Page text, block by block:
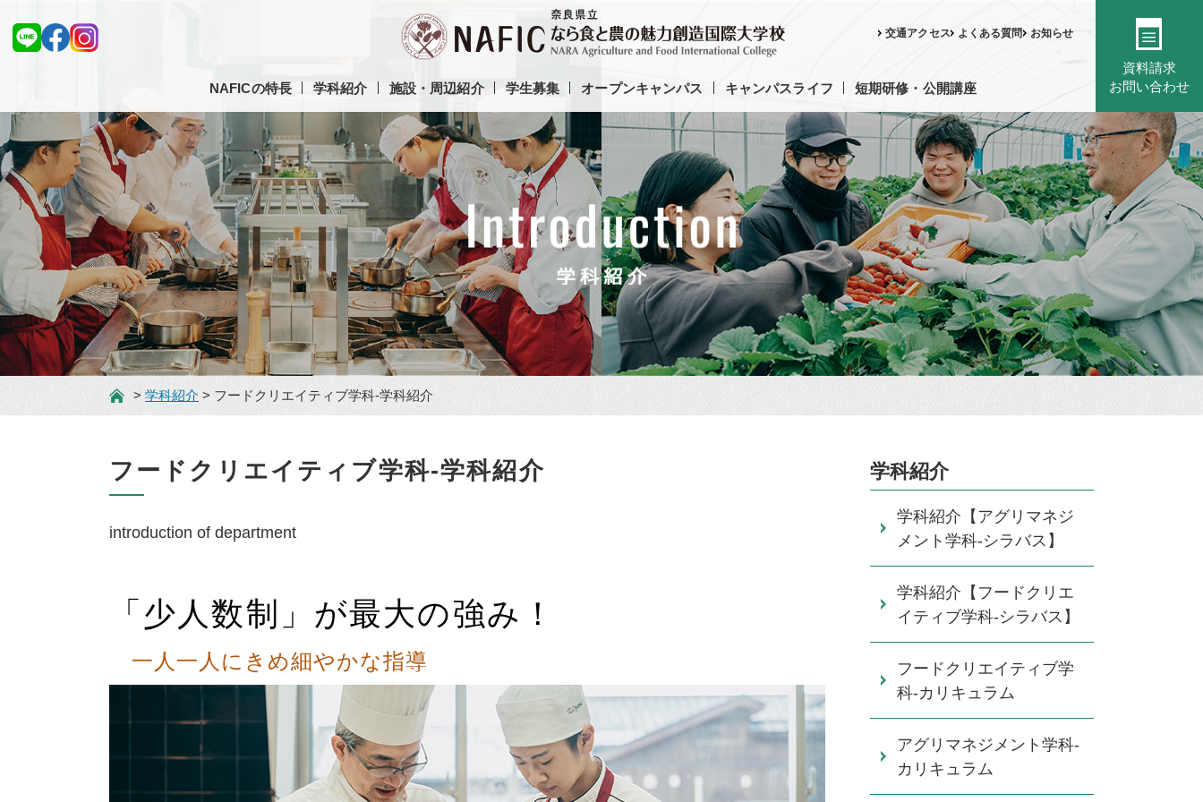
交通アクセス よくある質問 お知らせ
NAFICの特長 学科紹介 施設・周辺紹介 学生募集 オープンキャンパス キャンパスライフ 短期研修・公開講座
資料請求
お問い合わせ
> 学科紹介 > フードクリエイティブ学科-学科紹介
フードクリエイティブ学科-学科紹介
introduction of department
「少人数制」が最大の強み！
一人一人にきめ細やかな指導
学科紹介
学科紹介【アグリマネジ
メント学科-シラバス】
学科紹介【フードクリエ
イティブ学科-シラバス】
フードクリエイティブ学
科-カリキュラム
アグリマネジメント学科-
カリキュラム